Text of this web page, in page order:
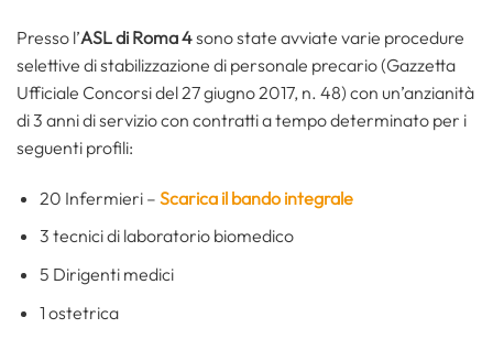
Presso l’ASL di Roma 4sono state avviate varie procedure
selettive di stabilizzazione di personale precario (Gazzetta
Ufficiale Concorsi del 27 giugno 2017, n. 48) con un’anzianità
di 3 anni di servizio con contratti a tempo determinato per i
seguenti profili:
20 Infermieri – Scarica il bando integrale
3 tecnici di laboratorio biomedico
5 Dirigenti medici
1 ostetrica